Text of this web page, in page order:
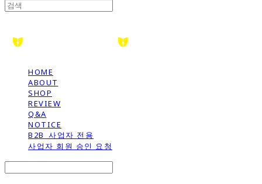
HOME
ABOUT
SHOP
REVIEW
Q&A
NOTICE
B2B_사업자 전용
사업자 회원 승인 요청